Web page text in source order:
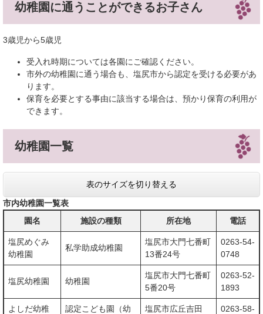
幼稚園に通うことができるお子さん
3歳児から5歳児
​受入れ時期については各園にご確認ください。
市外の幼稚園に通う場合も、塩尻市から認定を受ける必要があ
ります。
保育を必要とする事由に該当する場合は、預かり保育の利用が
できます。
幼稚園一覧
表のサイズを切り替える
市内幼稚園一覧表
園名
施設の種類 所在地 電話
塩尻めぐみ
幼稚園
私学助成幼稚園
塩尻市大門七番町
13番24号
0263-54-
0748
塩尻幼稚園 幼稚園
塩尻市大門七番町
5番20号
0263-52-
1893
よしだ幼稚
認定こども園（幼
塩尻市広丘吉田
0263-58-